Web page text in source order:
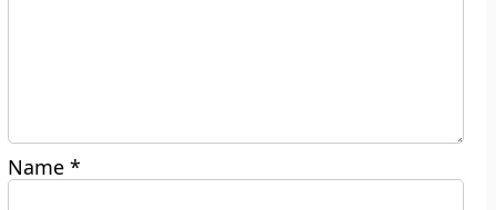
Name*